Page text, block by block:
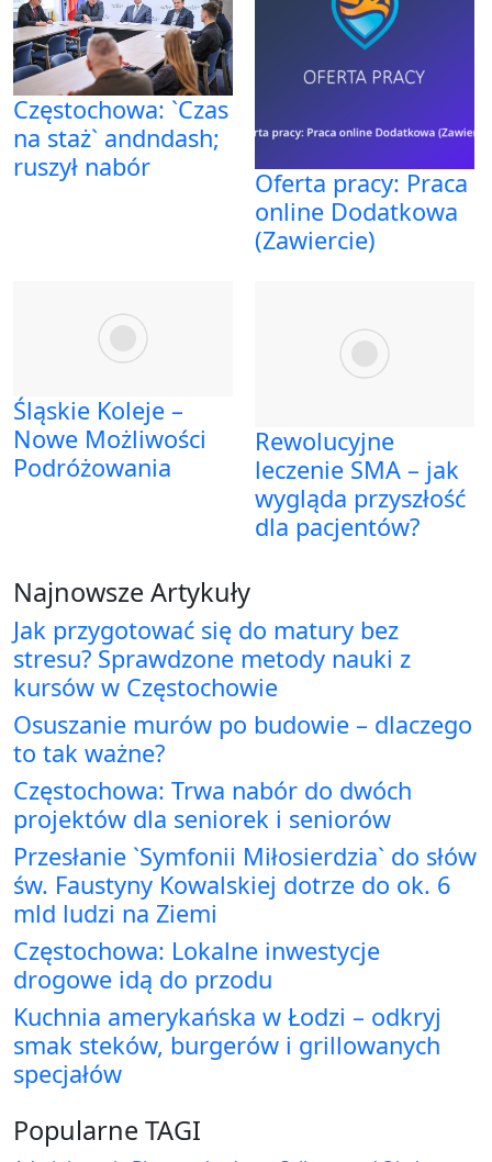
Częstochowa: `Czas
na staż` andndash;
ruszył nabór
Oferta pracy: Praca
online Dodatkowa
(Zawiercie)
Śląskie Koleje –
Nowe Możliwości
Podróżowania
Rewolucyjne
leczenie SMA – jak
wygląda przyszłość
dla pacjentów?
Najnowsze Artykuły
Jak przygotować się do matury bez
stresu? Sprawdzone metody nauki z
kursów w Częstochowie
Osuszanie murów po budowie – dlaczego
to tak ważne?
Częstochowa: Trwa nabór do dwóch
projektów dla seniorek i seniorów
Przesłanie `Symfonii Miłosierdzia` do słów
św. Faustyny Kowalskiej dotrze do ok. 6
mld ludzi na Ziemi
Częstochowa: Lokalne inwestycje
drogowe idą do przodu
Kuchnia amerykańska w Łodzi – odkryj
smak steków, burgerów i grillowanych
specjałów
Popularne TAGI